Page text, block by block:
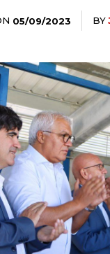
05/09/2023 BY